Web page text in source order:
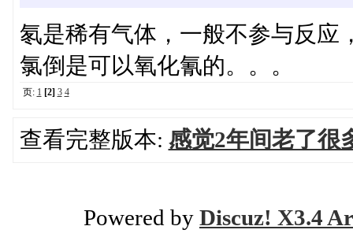
氡是稀有气体，一般不参与反应
氯倒是可以氧化氰的。。。
页: 1 [2] 3 4
查看完整版本: 感觉2年间老了很
Powered by Discuz! X3.4